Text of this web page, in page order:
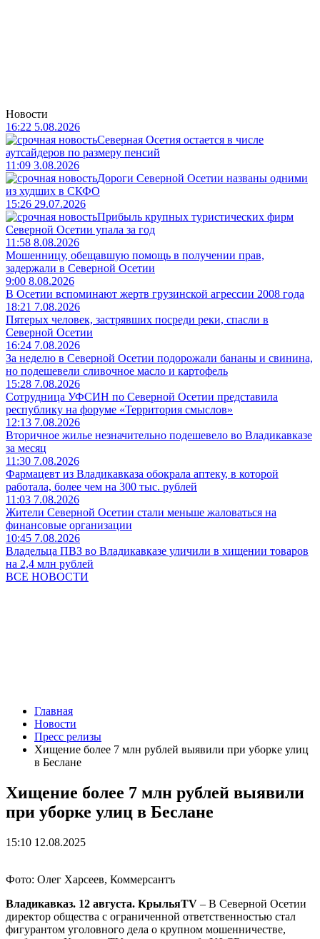
Новости
16:22 5.08.2026
Северная Осетия остается в числе
аутсайдеров по размеру пенсий
11:09 3.08.2026
Дороги Северной Осетии названы одними
из худших в СКФО
15:26 29.07.2026
Прибыль крупных туристических фирм
Северной Осетии упала за год
11:58 8.08.2026
Мошенницу, обещавшую помощь в получении прав,
задержали в Северной Осетии
9:00 8.08.2026
В Осетии вспоминают жертв грузинской агрессии 2008 года
18:21 7.08.2026
Пятерых человек, застрявших посреди реки, спасли в
Северной Осетии
16:24 7.08.2026
За неделю в Северной Осетии подорожали бананы и свинина,
но подешевели сливочное масло и картофель
15:28 7.08.2026
Сотрудница УФСИН по Северной Осетии представила
республику на форуме «Территория смыслов»
12:13 7.08.2026
Вторичное жилье незначительно подешевело во Владикавказе
за месяц
11:30 7.08.2026
Фармацевт из Владикавказа обокрала аптеку, в которой
работала, более чем на 300 тыс. рублей
11:03 7.08.2026
Жители Северной Осетии стали меньше жаловаться на
финансовые организации
10:45 7.08.2026
Владельца ПВЗ во Владикавказе уличили в хищении товаров
на 2,4 млн рублей
ВСЕ НОВОСТИ
Главная
Новости
Пресс релизы
Хищение более 7 млн рублей выявили при уборке улиц
в Беслане
Хищение более 7 млн рублей выявили
при уборке улиц в Беслане
15:10 12.08.2025
Фото: Олег Харсеев, Коммерсантъ
Владикавказ. 12 августа. КрыльяTV – В Северной Осетии
директор общества с ограниченной ответственностью стал
фигурантом уголовного дела о крупном мошенничестве,